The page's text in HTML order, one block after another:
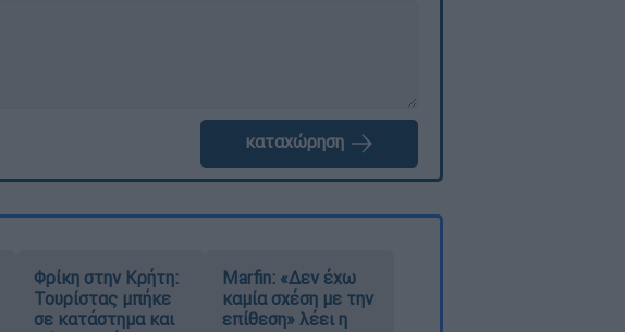
καταχώρηση
Φρίκη στην Κρήτη:
Τουρίστας μπήκε
σε κατάστημα και
Marfin: «Δεν έχω
καμία σχέση με την
επίθεση» λέει η